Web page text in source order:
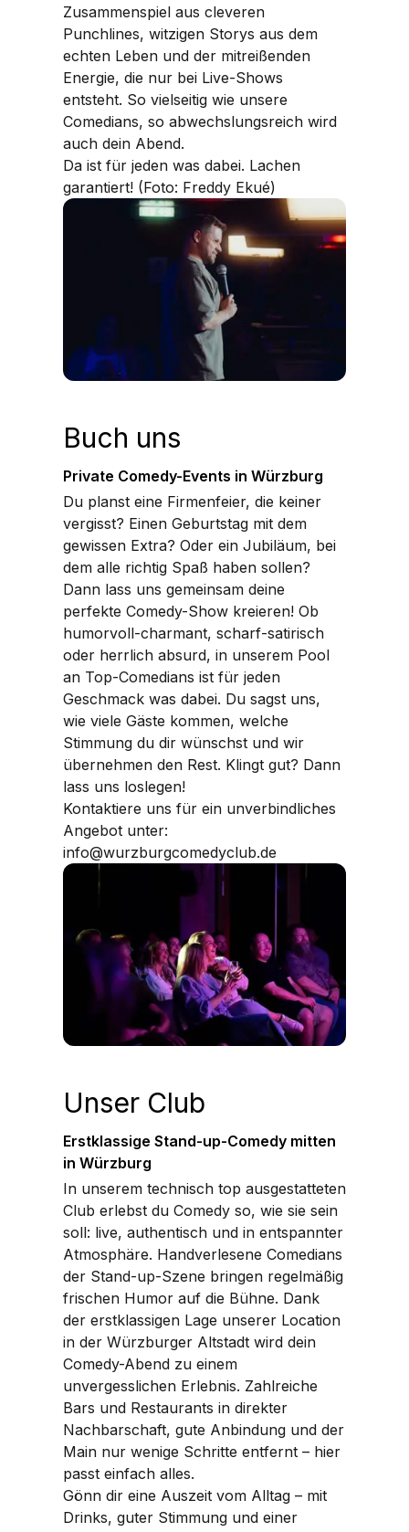
Zusammenspiel aus cleveren
Punchlines, witzigen Storys aus dem
echten Leben und der mitreißenden
Energie, die nur bei Live-Shows
entsteht. So vielseitig wie unsere
Comedians, so abwechslungsreich wird
auch dein Abend.
Da ist für jeden was dabei. Lachen
garantiert! (Foto: Freddy Ekué)
Buch uns
Private Comedy-Events in Würzburg
Du planst eine Firmenfeier, die keiner
vergisst? Einen Geburtstag mit dem
gewissen Extra? Oder ein Jubiläum, bei
dem alle richtig Spaß haben sollen?
Dann lass uns gemeinsam deine
perfekte Comedy-Show kreieren! Ob
humorvoll-charmant, scharf-satirisch
oder herrlich absurd, in unserem Pool
an Top-Comedians ist für jeden
Geschmack was dabei. Du sagst uns,
wie viele Gäste kommen, welche
Stimmung du dir wünschst und wir
übernehmen den Rest. Klingt gut? Dann
lass uns loslegen!
Kontaktiere uns für ein unverbindliches
Angebot unter:
info@wurzburgcomedyclub.de
Unser Club
Erstklassige Stand-up-Comedy mitten
in Würzburg
In unserem technisch top ausgestatteten
Club erlebst du Comedy so, wie sie sein
soll: live, authentisch und in entspannter
Atmosphäre. Handverlesene Comedians
der Stand-up-Szene bringen regelmäßig
frischen Humor auf die Bühne. Dank
der erstklassigen Lage unserer Location
in der Würzburger Altstadt wird dein
Comedy-Abend zu einem
unvergesslichen Erlebnis. Zahlreiche
Bars und Restaurants in direkter
Nachbarschaft, gute Anbindung und der
Main nur wenige Schritte entfernt – hier
passt einfach alles.
Gönn dir eine Auszeit vom Alltag – mit
Drinks, guter Stimmung und einer